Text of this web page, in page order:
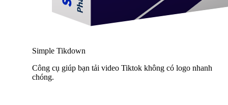
Simple Tikdown
Công cụ giúp bạn tải video Tiktok không có logo nhanh
chóng.